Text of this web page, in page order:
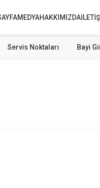
MEDYAHAKKIMIZDA
Servis Noktaları Bayi